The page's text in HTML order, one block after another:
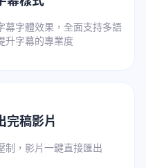
幕字體效果，全面支持多語
升字幕的專業度
完稿影片
制，影片一鍵直接匯出